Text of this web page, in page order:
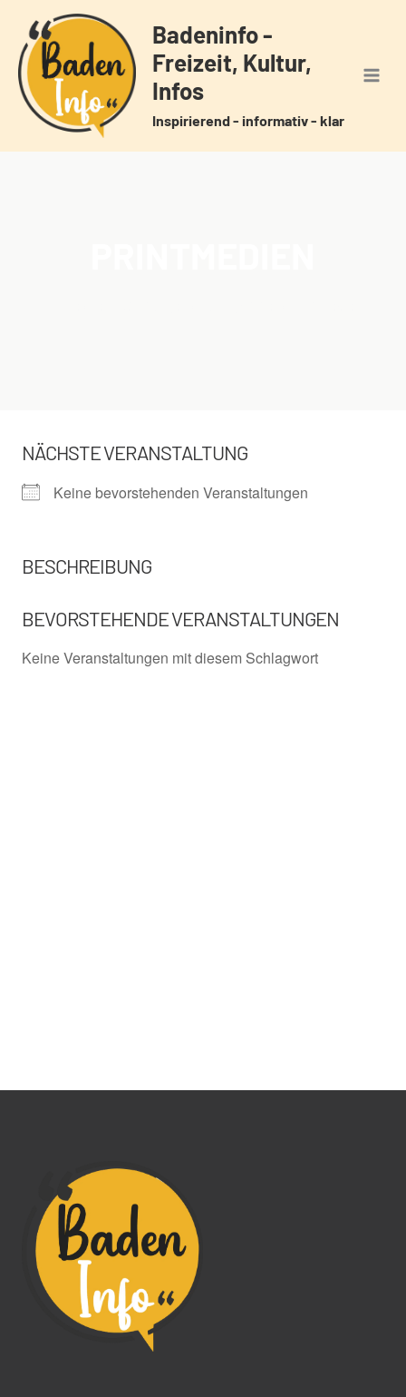
Inhalt
springen
Badeninfo -
Freizeit, Kultur,
Infos
Inspirierend - informativ - klar
NÄCHSTE VERANSTALTUNG
Keine bevorstehenden Veranstaltungen
BESCHREIBUNG
BEVORSTEHENDE VERANSTALTUNGEN
Keine Veranstaltungen mit diesem Schlagwort